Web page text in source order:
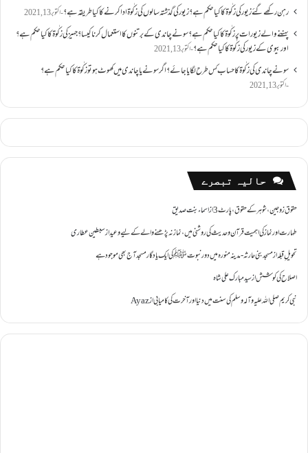
رہن رکھے گئے زیور کی زکٰوۃ کا کیا حکم ہے؟زیور کی گذشتہ سالوں کی زکٰوۃ ادا کرنے کا کیا طریقہ ہے؟ اکتوبر 13, 2021
پہننے والے زیورات پر زکٰوۃ کا کیا حکم ہے؟ سونے چاندی کے برتنوں کا استعمال کرنا کیسا؟ جہیز کی زکٰوۃ کا کیا حکم ہے؟
اور بیوی کے زیور کی زکٰوۃ کا کیا حکم ہے؟ اکتوبر 13, 2021
سونے چاندی کی زکٰوۃ کا حساب کس طرح لگایا جائے؟ اگر سونے یا چاندی میں کھوٹ ہو تو زکٰوۃ کا کیا حکم ہے؟
اکتوبر 13, 2021
حالیہ تبصرے
حقوق زوجین ،شوہر کے حقوق ،پارٹ 3 ازاسماء بنت صدیق
طہارت اور نماز کی اہمیت قرآن و حدیث کی روشنی میں ،نماز نہ پڑھنے والے کے لیے وعیدازسبطین عطاری
تحویل ِقبلہازمسجد بنی حارثہ - مدینہ منورہ میں دور نبوتﷺ کی ایک یادگار مسجد آج بھی موجود ہے
اصلاح کی کوششازسید مبارک علی شاہ
نبی کریم صلی اللہ علیہ وآلہ وسلم کی سنت میں دنیا اور آخرت کی کامیابیازAyaz